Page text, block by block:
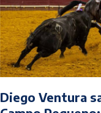
Diego Ventura